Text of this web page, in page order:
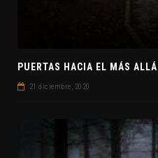
21 diciembre, 2020